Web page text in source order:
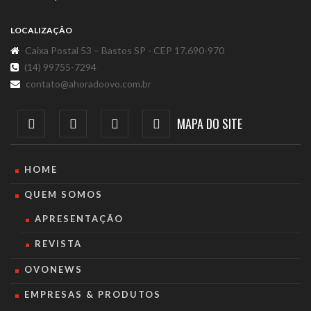
LOCALIZAÇÃO
Caixa Postal 53 – Bastos SP - CEP 17.690-970
(14) 99755-7294
contato@ahoradoovo.com.br
MAPA DO SITE
HOME
QUEM SOMOS
APRESENTAÇÃO
REVISTA
OVONEWS
EMPRESAS & PRODUTOS